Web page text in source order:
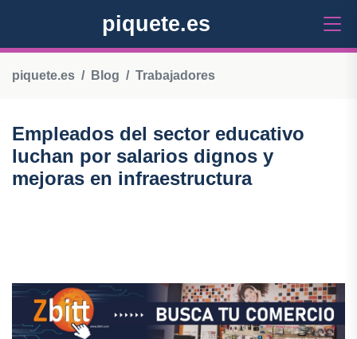
piquete.es
piquete.es Blog Trabajadores
Empleados del sector educativo
luchan por salarios dignos y
mejoras en infraestructura